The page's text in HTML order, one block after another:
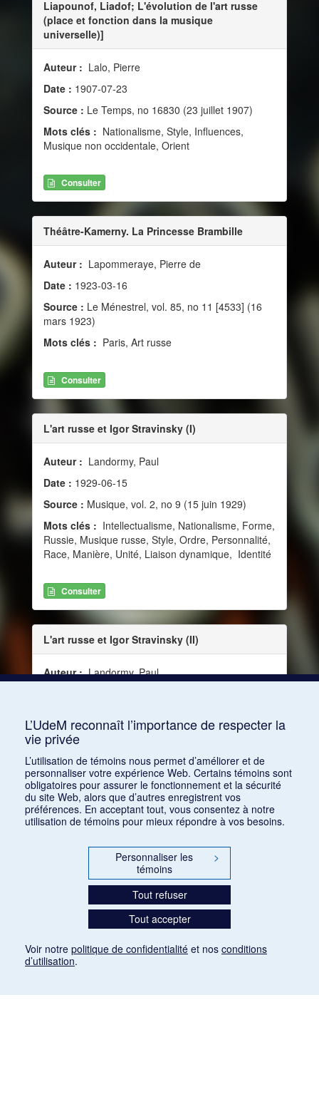
Liapounof, Liadof; L'évolution de l'art russe
(place et fonction dans la musique
universelle)]
Auteur : Lalo, Pierre
Date : 1907-07-23
Source : Le Temps, no 16830 (23 juillet 1907)
Mots clés : Nationalisme, Style, Influences,
Musique non occidentale, Orient
Consulter
Théâtre-Kamerny. La Princesse Brambille
Auteur : Lapommeraye, Pierre de
Date : 1923-03-16
Source : Le Ménestrel, vol. 85, no 11 [4533] (16
mars 1923)
Mots clés : Paris, Art russe
Consulter
L'art russe et Igor Stravinsky (I)
Auteur : Landormy, Paul
Date : 1929-06-15
Source : Musique, vol. 2, no 9 (15 juin 1929)
Mots clés : Intellectualisme, Nationalisme, Forme,
Russie, Musique russe, Style, Ordre, Personnalité,
Race, Manière, Unité, Liaison dynamique, Identité
Consulter
L'art russe et Igor Stravinsky (II)
Auteur :Landormy, Paul
L’UdeM reconnaît l’importance de respecter la
vie privée
L’utilisation de témoins nous permet d’améliorer et de
personnaliser votre expérience Web. Certains témoins sont
obligatoires pour assurer le fonctionnement et la sécurité
du site Web, alors que d’autres enregistrent vos
préférences. En acceptant tout, vous consentez à notre
utilisation de témoins pour mieux répondre à vos besoins.
Personnaliser les
témoins
>
Tout refuser
Tout accepter
Voir notre politique de confidentialité et nos conditions
d’utilisation.